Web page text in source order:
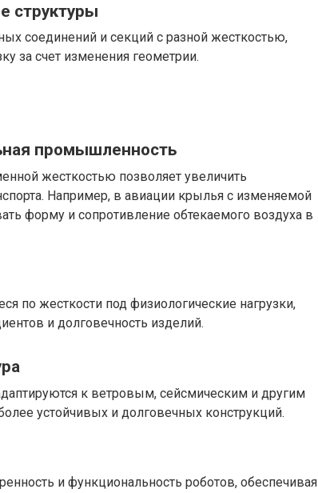
структуры
соединений и секций с разной жесткостью,
за счет изменения геометрии.
промышленность
жесткостью позволяет увеличить
Например, в авиации крылья с изменяемой
форму и сопротивление обтекаемого воздуха в
по жесткости под физиологические нагрузки,
и долговечность изделий.
к ветровым, сейсмическим и другим
устойчивых и долговечных конструкций.
и функциональность роботов, обеспечивая